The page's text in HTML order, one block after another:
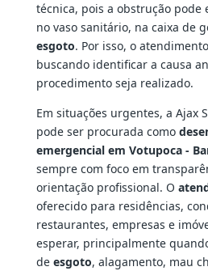
técnica, pois a obstrução pode
no vaso sanitário, na caixa de
esgoto. Por isso, o
buscando identificar a causa
procedimento seja realizado.
Em situações urgentes, a Ajax
pode ser procurada como
emergencial em Votupoca -
sempre com foco em
orientação profissional. O
oferecido para residências,
restaurantes, empresas e
esperar, principalmente
de esgoto, alagamento, mau